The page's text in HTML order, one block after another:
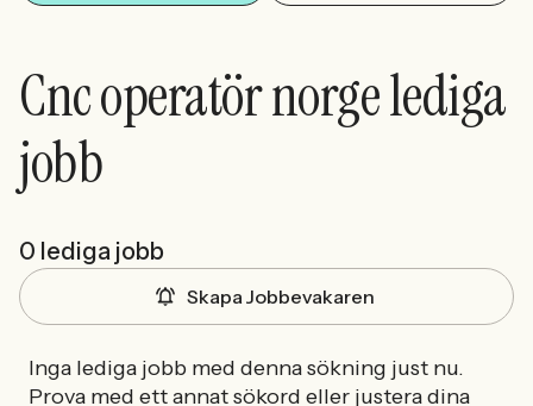
Cnc operatör norge lediga
jobb
0 lediga jobb
Skapa Jobbevakaren
Inga lediga jobb med denna sökning just nu.
Prova med ett annat sökord eller justera dina